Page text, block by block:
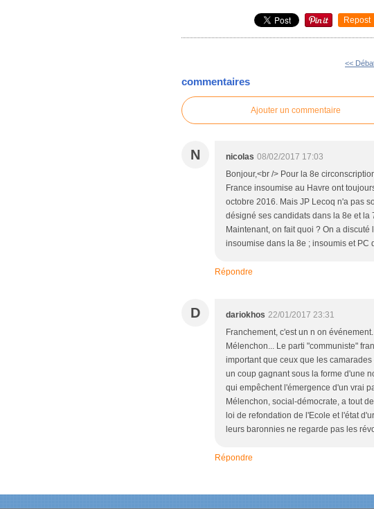
Repost
<<
commentaires
Ajouter un commentaire
N nicolas 08/02/2017 17:03
Bonjour,<br /> Pour la 8e
France insoumise au Havre ont
octobre 2016. Mais JP Lecoq n'a pas
désigné ses candidats dans la 8e et la
Maintenant, on fait quoi ? On a
insoumise dans la 8e ; insoumis et PC
Répondre
D dariokhos 22/01/2017 23:31
Franchement, c'est un n on
Mélenchon... Le parti "communiste"
important que ceux que les
un coup gagnant sous la forme d'une
qui empêchent l'émergence d'un vrai
Mélenchon, social-démocrate, a tout
loi de refondation de l'Ecole et l'état
leurs baronnies ne regarde pas les
Répondre